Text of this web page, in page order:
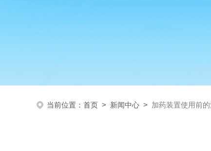
当前位置： 首页 > 新闻中心 > 加药装置使用前